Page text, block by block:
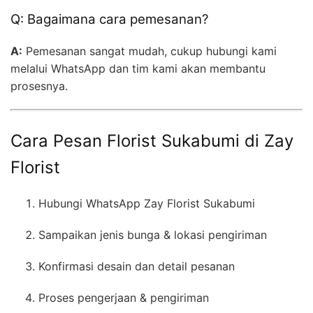
Q: Bagaimana cara pemesanan?
A: Pemesanan sangat mudah, cukup hubungi kami
melalui WhatsApp dan tim kami akan membantu
prosesnya.
Cara Pesan Florist Sukabumi di Zay
Florist
Hubungi WhatsApp Zay Florist Sukabumi
Sampaikan jenis bunga & lokasi pengiriman
Konfirmasi desain dan detail pesanan
Proses pengerjaan & pengiriman